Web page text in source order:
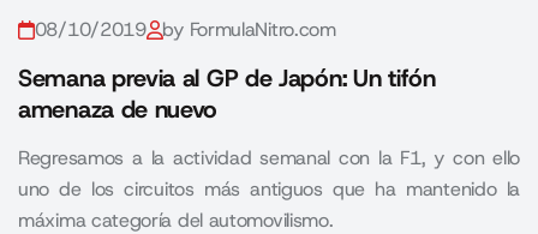
08/10/2019 by FormulaNitro.com
Semana previa al GP de Japón: Un tifón
amenaza de nuevo
Regresamos a la actividad semanal con la F1, y con ello
uno de los circuitos más antiguos que ha mantenido la
máxima categoría del automovilismo.